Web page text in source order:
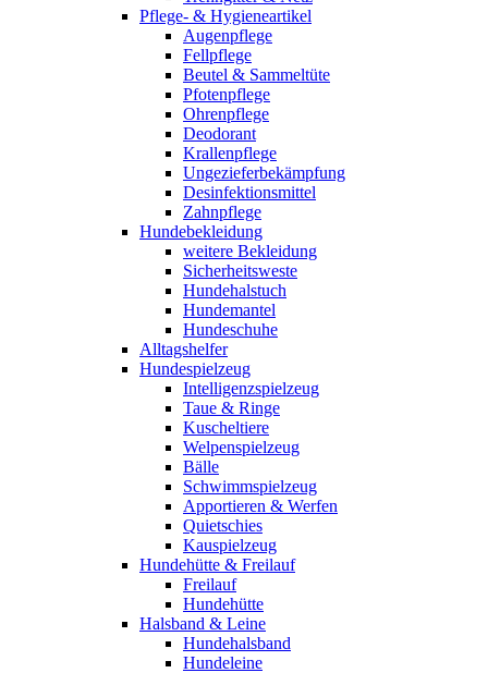
Pflege- & Hygieneartikel
Augenpflege
Fellpflege
Beutel & Sammeltüte
Pfotenpflege
Ohrenpflege
Deodorant
Krallenpflege
Ungezieferbekämpfung
Desinfektionsmittel
Zahnpflege
Hundebekleidung
weitere Bekleidung
Sicherheitsweste
Hundehalstuch
Hundemantel
Hundeschuhe
Alltagshelfer
Hundespielzeug
Intelligenzspielzeug
Taue & Ringe
Kuscheltiere
Welpenspielzeug
Bälle
Schwimmspielzeug
Apportieren & Werfen
Quietschies
Kauspielzeug
Hundehütte & Freilauf
Freilauf
Hundehütte
Halsband & Leine
Hundehalsband
Hundeleine